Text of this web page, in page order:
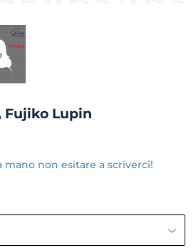
Fujiko Lupin
mano non esitare a scriverci!